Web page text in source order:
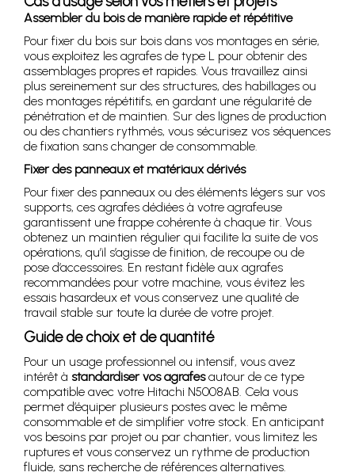
Assembler du bois de manière rapide et répétitive
Pour fixer du bois sur bois dans vos montages en série,
vous exploitez les agrafes de type L pour obtenir des
assemblages propres et rapides. Vous travaillez ainsi
plus sereinement sur des structures, des habillages ou
des montages répétitifs, en gardant une régularité de
pénétration et de maintien. Sur des lignes de production
ou des chantiers rythmés, vous sécurisez vos séquences
de fixation sans changer de consommable.
Fixer des panneaux et matériaux dérivés
Pour fixer des panneaux ou des éléments légers sur vos
supports, ces agrafes dédiées à votre agrafeuse
garantissent une frappe cohérente à chaque tir. Vous
obtenez un maintien régulier qui facilite la suite de vos
opérations, qu’il s’agisse de finition, de recoupe ou de
pose d’accessoires. En restant fidèle aux agrafes
recommandées pour votre machine, vous évitez les
essais hasardeux et vous conservez une qualité de
travail stable sur toute la durée de votre projet.
Guide de choix et de quantité
Pour un usage professionnel ou intensif, vous avez
intérêt à standardiser vos agrafesautour de ce type
compatible avec votre Hitachi N5008AB. Cela vous
permet d’équiper plusieurs postes avec le même
consommable et de simplifier votre stock. En anticipant
vos besoins par projet ou par chantier, vous limitez les
ruptures et vous conservez un rythme de production
fluide, sans recherche de références alternatives.